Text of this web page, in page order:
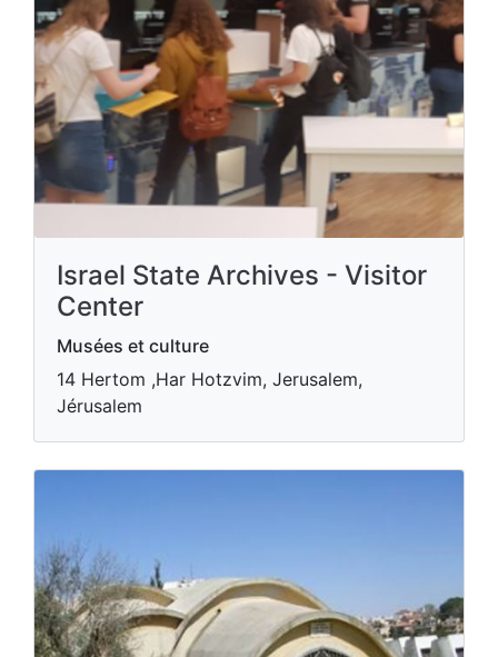
Israel State Archives - Visitor
Center
Musées et culture
14 Hertom ,Har Hotzvim, Jerusalem,
Jérusalem